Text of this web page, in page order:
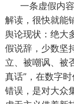
一条虚假内
解读，很快就能
舆论现状：绝大
假说辞，少数坚
立、被嘲讽、被
真话”，在数字
错误，是对大众